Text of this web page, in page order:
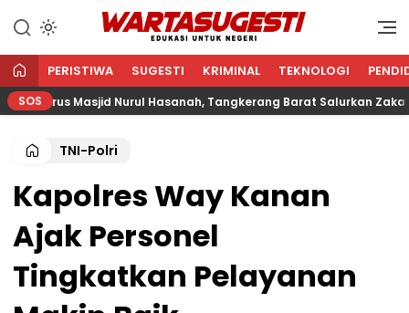
WARTA SUGESTI √ EDUKASI
Edukasi Untuk Negeri
PERISTIWA SUGESTI KRIMINAL TEKNOLOGI
SOSMasjid Nurul Hasanah, Tangkerang Barat Salurkan Zakat
TNI-Polri
Kapolres Way Kanan
Ajak Personel
Tingkatkan Pelayanan